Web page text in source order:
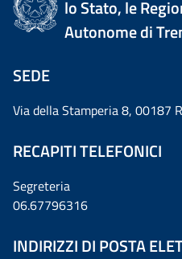
lo Stato, le
Autonome di
SEDE
Via della Stamperia 8, 00187
RECAPITI TELEFONICI
Segreteria
06.67796316
INDIRIZZI DI POSTA